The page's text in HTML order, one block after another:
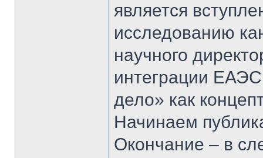
является
исследованию
научного
интеграции
дело» как
Начинаем
Окончание – в